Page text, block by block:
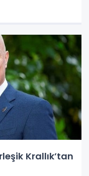
Krallık’tan